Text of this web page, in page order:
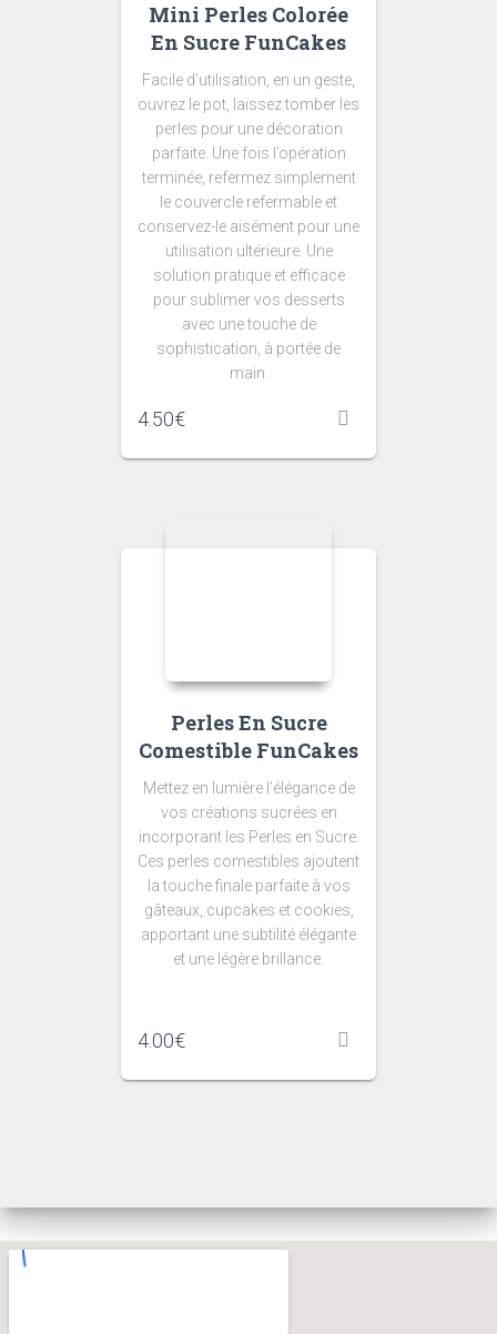
Mini Perles Colorée
En Sucre FunCakes
Facile d’utilisation, en un geste,
ouvrez le pot, laissez tomber les
perles pour une décoration
parfaite. Une fois l’opération
terminée, refermez simplement
le couvercle refermable et
conservez-le aisément pour une
utilisation ultérieure. Une
solution pratique et efficace
pour sublimer vos desserts
avec une touche de
sophistication, à portée de
main.
4.50€
Perles En Sucre
Comestible FunCakes
Mettez en lumière l’élégance de
vos créations sucrées en
incorporant les Perles en Sucre.
Ces perles comestibles ajoutent
la touche finale parfaite à vos
gâteaux, cupcakes et cookies,
apportant une subtilité élégante
et une légère brillance.
4.00€